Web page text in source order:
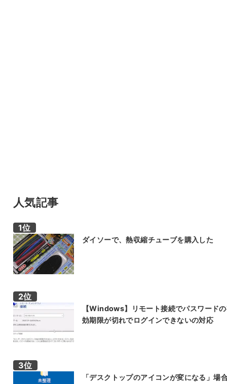
人気記事
ダイソーで、熱収縮チューブを購入した
【Windows】リモート接続でパスワード
効期限が切れでログインできないの対応
「デスクトップのアイコンが変になる」場